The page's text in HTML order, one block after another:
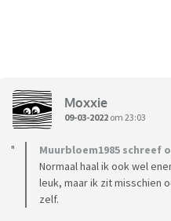
Moxxie
09-03-2022 om 23:03
Muurbloem1985 schreef
Normaal haal ik ook wel
leuk, maar ik zit misschien
zelf.